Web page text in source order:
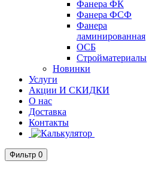
Фанера ФК
Фанера ФСФ
Фанера
ламинированная
ОСБ
Стройматериалы
Новинки
Услуги
Акции И СКИДКИ
О нас
Доставка
Контакты
Фильтр 0